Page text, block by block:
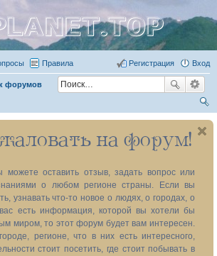
Правила Вход
Регистрация
форумов
ои
ск
на форум!
оставить отзыв, задать вопрос или
о любом регионе страны. Если вы
узнавать что-то новое о людях, о городах, о
есть информация, которой вы хотели бы
миром, то этот форум будет вам интересен.
регионе, что в них есть интересного,
стоит посетить, где стоит побывать в